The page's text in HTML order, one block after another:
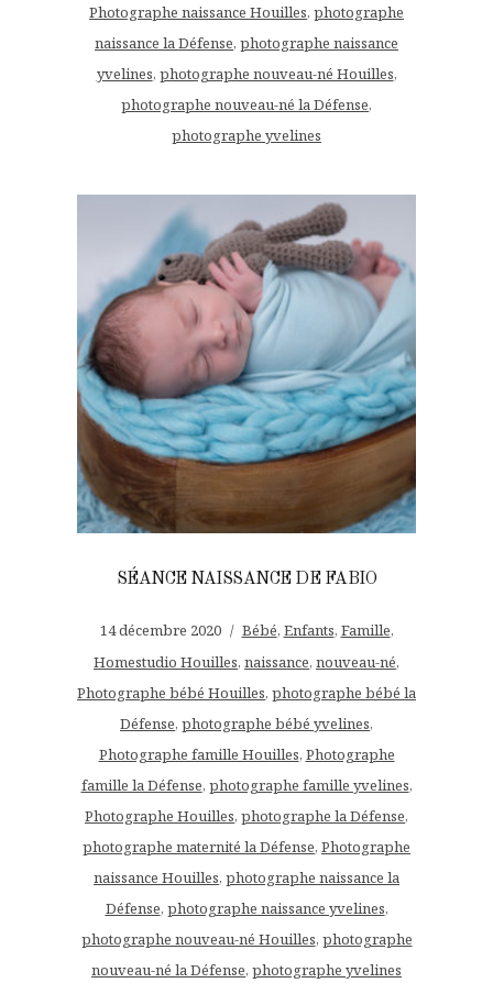
Photographe naissance Houilles, photographe
naissance la Défense, photographe naissance
yvelines, photographe nouveau-né Houilles,
photographe nouveau-né la Défense,
photographe yvelines
SÉANCE NAISSANCE DE FABIO
14 décembre 2020 Bébé, Enfants, Famille,
Homestudio Houilles, naissance, nouveau-né,
Photographe bébé Houilles, photographe bébé la
Défense, photographe bébé yvelines,
Photographe famille Houilles, Photographe
famille la Défense, photographe famille yvelines,
Photographe Houilles, photographe la Défense,
photographe maternité la Défense, Photographe
naissance Houilles, photographe naissance la
Défense, photographe naissance yvelines,
photographe nouveau-né Houilles, photographe
nouveau-né la Défense, photographe yvelines